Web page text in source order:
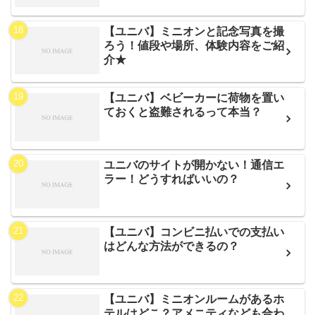
【ユニバ】ミニオンと記念写真を撮
ろう！値段や場所、体験内容をご紹
介★
【ユニバ】ベビーカーに荷物を置い
ておくと盗難されるって本当？
ユニバのサイトが開かない！通信エ
ラー！どうすればいいの？
【ユニバ】コンビニ払いでの支払い
はどんな方法ができるの？
【ユニバ】ミニオンルームがあるホ